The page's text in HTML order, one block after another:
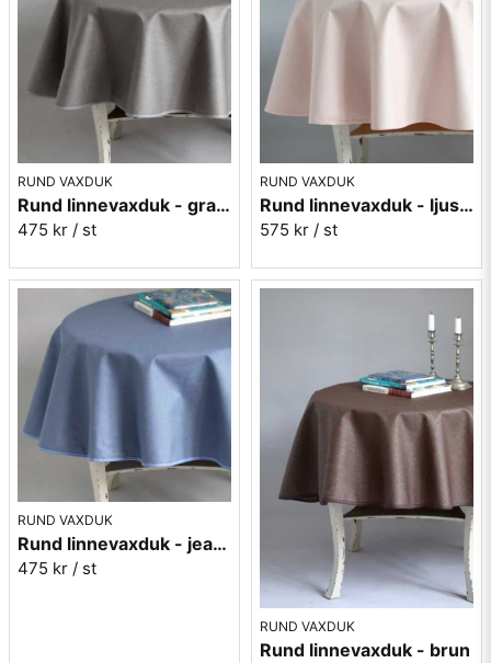
RUND VAXDUK
Rund linnevaxduk - grafitgrå
475 kr / st
RUND VAXDUK
Rund linnevaxduk - ljusrosa
575 kr / st
RUND VAXDUK
Rund linnevaxduk - jeansblå
475 kr / st
RUND VAXDUK
Rund linnevaxduk - brun
Alla våra textilvaxdukar